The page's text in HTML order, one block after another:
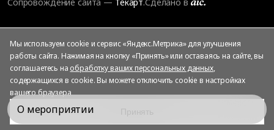
О мероприятии
Мы используем cookie и сервис «Яндекс.Метрика» для улучшения
работы сайта. Нажимая на кнопку «Принять» или оставаясь на сайте, вы
соглашаетесь на обработку ваших персональных данных,
содержащихся в cookie. Вы можете отключить cookie в настройках
вашего браузера
Принять